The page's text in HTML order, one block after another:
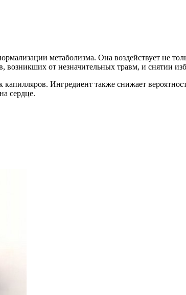
метаболизма. Она воздействует не
возникших от незначительных травм, и снятии
Ингредиент также снижает
сердце.